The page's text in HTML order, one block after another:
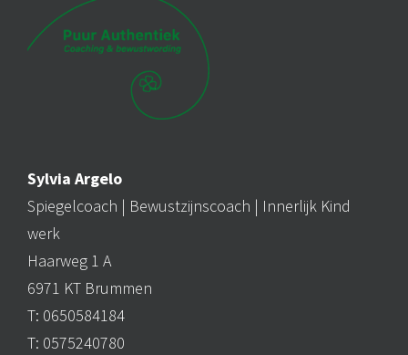
Sylvia Argelo
Spiegelcoach | Bewustzijnscoach | Innerlijk Kind
werk
Haarweg 1 A
6971 KT Brummen
T: 0650584184
T: 0575240780